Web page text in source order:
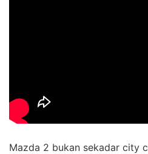
Mazda 2 bukan sekadar city